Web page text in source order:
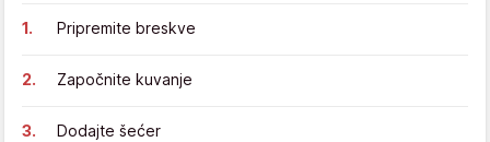
Pripremite breskve
Započnite kuvanje
Dodajte šećer